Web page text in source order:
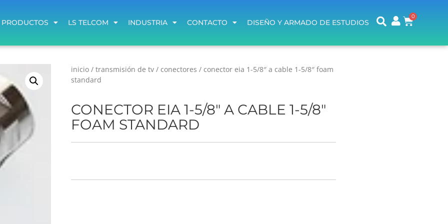
PRODUCTOS LS TELCOM INDUSTRIA CONTACTO DISEÑO Y ARMADO DE ESTUDIOS
PRODUCTOS LS TELCOM INDUSTRIA CONTACTO DISEÑO Y ARMADO DE ESTUDIOS
inicio / transmisión de tv / conectores / conector eia 1-5/8″ a cable 1-5/8″ foam
standard
CONECTOR EIA 1-5/8" A CABLE 1-5/8"
FOAM STANDARD